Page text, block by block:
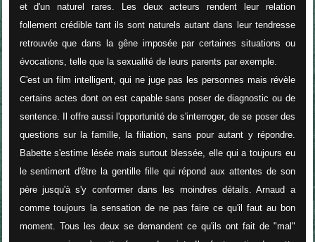
et d'un naturel rares. Les deux acteurs rendent leur relation
follement crédible tant ils sont naturels autant dans leur tendresse
retrouvée que dans la gêne imposée par certaines situations ou
évocations, telle que la sexualité de leurs parents par exemple.
C'est un film intelligent, qui ne juge pas les personnes mais révèle
certains actes dont on est capable sans poser de diagnostic ou de
sentence. Il offre aussi l'opportunité de s'interroger, de se poser des
questions sur la famille, la filiation, sans pour autant y répondre.
Babette s'estime lésée mais surtout blessée, elle qui a toujours eu
le sentiment d'être la gentille fille qui répond aux attentes de son
père jusqu'à s'y conformer dans les moindres détails. Arnaud a
comme toujours la sensation de ne pas faire ce qu'il faut au bon
moment. Tous les deux se demandent ce qu'ils ont fait de "mal"